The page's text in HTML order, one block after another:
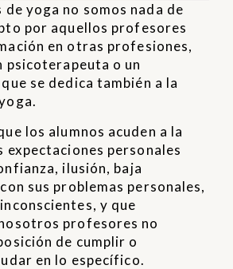
yoga no somos nada de
por aquellos profesores
en otras profesiones,
psicoterapeuta o un
se dedica también a la
los alumnos acuden a la
expectaciones personales
ilusión, baja
sus problemas personales,
y que
profesores no
de cumplir o
en lo específico.